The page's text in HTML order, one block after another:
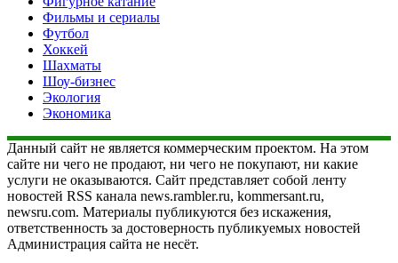
Фильмы и сериалы
Футбол
Хоккей
Шахматы
Шоу-бизнес
Экология
Экономика
Данный сайт не является коммерческим проектом. На этом
сайте ни чего не продают, ни чего не покупают, ни какие
услуги не оказываются. Сайт представляет собой ленту
новостей RSS канала news.rambler.ru, kommersant.ru,
newsru.com. Материалы публикуются без искажения,
ответственность за достоверность публикуемых новостей
Администрация сайта не несёт.